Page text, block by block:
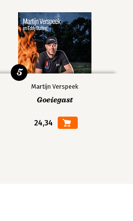
Martijn Verspeek
Goeiegast
24,34
5